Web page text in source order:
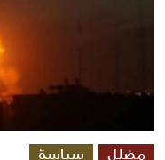
مضلل سياسة